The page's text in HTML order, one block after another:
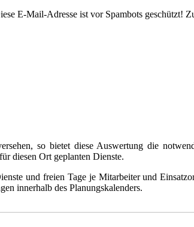
E-Mail-Adresse ist vor Spambots geschützt!
so bietet diese Auswertung die
diesen Ort geplanten Dienste.
und freien Tage je Mitarbeiter und
innerhalb des Planungskalenders.